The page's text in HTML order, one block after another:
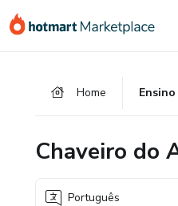
para
para
para
Home
Chaveiro do
Português